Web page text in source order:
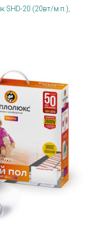
SHD-20 (20вт/м.п.),